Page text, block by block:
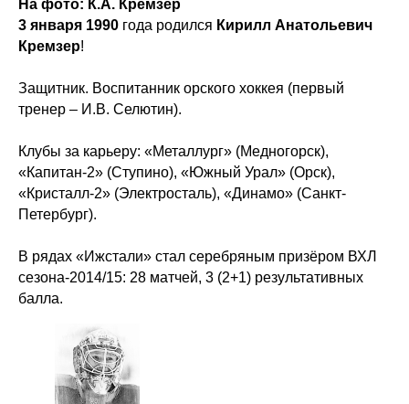
На фото: К.А. Кремзер
3 января 1990 года родился Кирилл Анатольевич
Кремзер!
Защитник. Воспитанник орского хоккея (первый
тренер – И.В. Селютин).
Клубы за карьеру: «Металлург» (Медногорск),
«Капитан-2» (Ступино), «Южный Урал» (Орск),
«Кристалл-2» (Электросталь), «Динамо» (Санкт-
Петербург).
В рядах «Ижстали» стал серебряным призёром ВХЛ
сезона-2014/15: 28 матчей, 3 (2+1) результативных
балла.